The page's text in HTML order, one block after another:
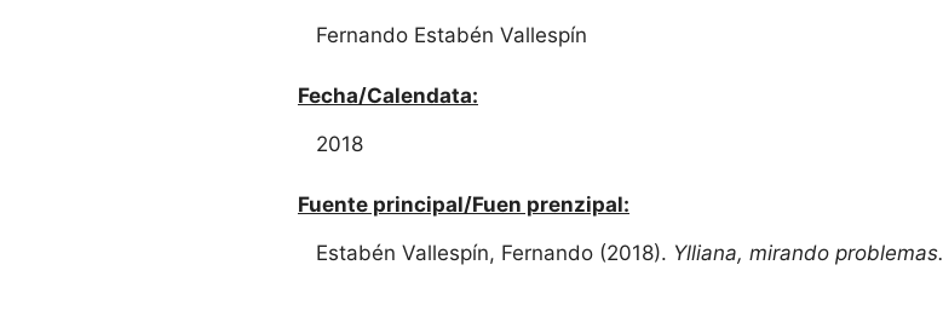
Fernando Estabén Vallespín
Fecha/Calendata:
2018
Fuente principal/Fuen prenzipal:
Estabén Vallespín, Fernando (2018). Ylliana, mirando problemas.